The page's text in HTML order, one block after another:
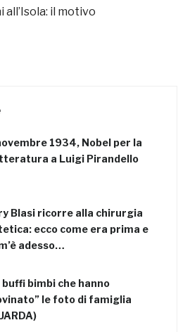
il motivo
1934, Nobel per la
a Luigi Pirandello
Blasi ricorre alla chirurgia
ecco come era prima e
adesso…
buffi bimbi che hanno
le foto di famiglia